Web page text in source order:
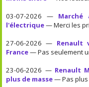
03-07-2026 —
l'électrique— Merci les
27-06-2026 — Renault
France— Pas seulement
23-06-2026 — Renault
plus de masse— Pas plus